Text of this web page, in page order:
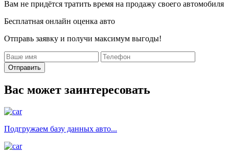
Вам не придётся тратить время на продажу своего автомобиля
Бесплатная онлайн оценка авто
Отправь заявку и получи максимум выгоды!
Отправить
Вас может заинтересовать
Подгружаем базу данных авто...